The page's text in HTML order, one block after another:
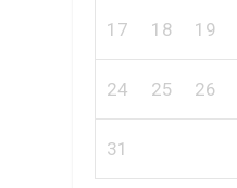
17 18 19
24 25 26
31